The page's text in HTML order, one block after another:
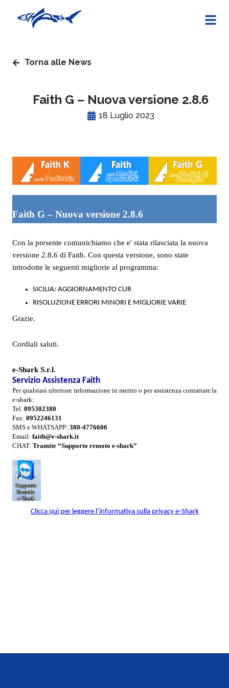
Torna alle News
Faith G – Nuova versione 2.8.6
18 Luglio 2023
Faith G – Nuova versione 2.8.6
Con la presente comunichiamo che e' stata rilasciata la nuova
versione 2.8.6 di Faith. Con questa versione, sono state
introdotte le seguenti migliorie al programma:
SICILIA: AGGIORNAMENTO CUR
RISOLUZIONE ERRORI MINORI E MIGLIORIE VARIE
Grazie.
Cordiali saluti.
e-Shark S.r.l.
Servizio Assistenza Faith
Per qualsiasi ulteriore informazione in merito o per assistenza contattarela
e-shark:
Tel. 095302380
Fax: 0952246131
SMS e WHATSAPP: 380-4776606
Email: faith@e-shark.it
CHAT: Tramite “Supporto remoto e-shark”
Clicca qui per leggere l’informativa sulla privacy e-Shark